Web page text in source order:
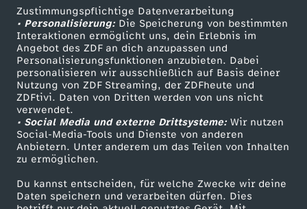
Zustimmungspflichtige Datenverarbeitung
• Personalisierung:Die Speicherung von bestimmten
Interaktionen ermöglicht uns, dein Erlebnis im
Angebot des ZDF an dich anzupassen und
Personalisierungsfunktionen anzubieten. Dabei
personalisieren wir ausschließlich auf Basis deiner
Nutzung von ZDF Streaming, der ZDFheute und
ZDFtivi. Daten von Dritten werden von uns nicht
verwendet.
• Social Media und externe Drittsysteme:Wir nutzen
Social-Media-Tools und Dienste von anderen
Anbietern. Unter anderem um das Teilen von Inhalten
zu ermöglichen.
Du kannst entscheiden, für welche Zwecke wir deine
Daten speichern und verarbeiten dürfen. Dies
o
n
D
i
e
G
Livestreams
Sendungen A-Z
TV-Programm
Zuschauerservice
Hilfe
ZDF Unternehmen
Karriere
ZDF goes Schule